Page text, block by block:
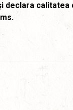
calitatea